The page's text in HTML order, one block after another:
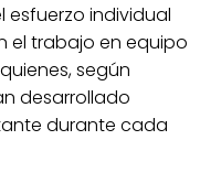
esfuerzo individual
el trabajo en equipo
según
desarrollado
durante cada